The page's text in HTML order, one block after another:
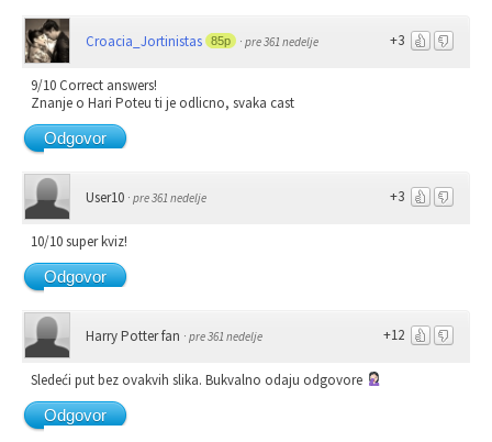
+3
Croacia_Jortinistas 85p · pre 361 nedelje
9/10 Correct answers!
Znanje o Hari Poteu ti je odlicno, svaka cast
Odgovor
+3
User10 · pre 361 nedelje
10/10 super kviz!
Odgovor
+12
Harry Potter fan · pre 361 nedelje
Sledeći put bez ovakvih slika. Bukvalno odaju odgovore
Odgovor